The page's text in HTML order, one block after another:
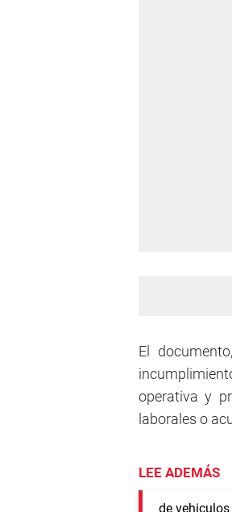
El
operativa y
laborales o
LEE ADEMÁS